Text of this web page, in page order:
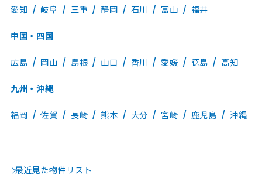
愛知 岐阜 三重 静岡 石川 富山 福井
中国・四国
広島 岡山 島根 山口 香川 愛媛 徳島 高知
九州・沖縄
福岡 佐賀 長崎 熊本 大分 宮崎 鹿児島 沖縄
最近見た物件リスト